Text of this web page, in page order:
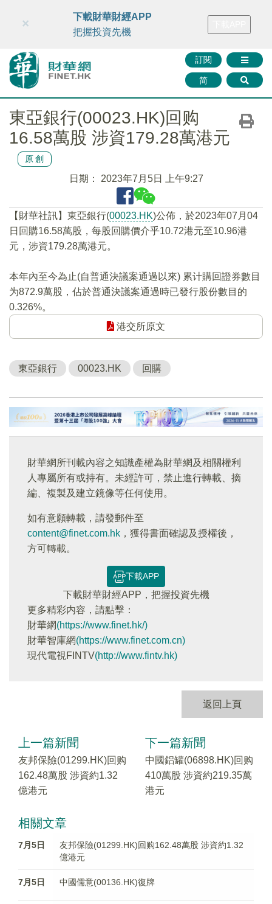
財華智庫網 FINTV FINMETA 財華證券 媒體矩陣
訂閱
简
×
下載財華財經APP
把握投資先機
東亞銀行(00023.HK)回购
16.58萬股 涉資179.28萬港元
原創
日期： 2023年7月5日 上午9:27
【財華社訊】東亞銀行(00023.HK)公佈，於2023年07月04
日回購16.58萬股，每股回購價介乎10.72港元至10.96港
元，涉資179.28萬港元。
本年內至今為止(自普通決議案通過以來) 累计購回證券數目
为872.9萬股，佔於普通決議案通過時已發行股份數目的
0.326%。
港交所原文
東亞銀行 00023.HK 回購
財華網所刊載內容之知識產權為財華網及相關權利
人專屬所有或持有。未經許可，禁止進行轉載、摘
編、複製及建立鏡像等任何使用。
如有意願轉載，請發郵件至
content@finet.com.hk ，獲得書面確認及授權後，
方可轉載。
下載APP
下載財華財經APP，把握投資先機
更多精彩内容，請點擊：
財華網(https://www.finet.hk/)
財華智庫網(https://www.finet.com.cn)
現代電視FINTV(http://www.fintv.hk)
返回上頁
上一篇新聞
友邦保險(01299.HK)回购
162.48萬股 涉資約1.32
億港元
下一篇新聞
中國鋁罐(06898.HK)回购
410萬股 涉資約219.35萬
港元
相關文章
7月5日
友邦保險(01299.HK)回购162.48萬股 涉資約1.32
億港元
7月5日 中國儒意(00136.HK)復牌